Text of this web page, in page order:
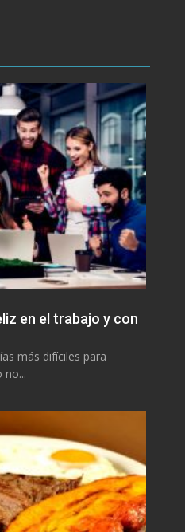
en el trabajo y con
más difíciles para
no...